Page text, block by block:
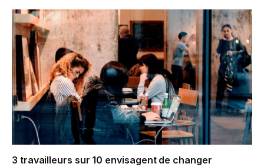
3 travailleurs sur 10 envisagent de changer